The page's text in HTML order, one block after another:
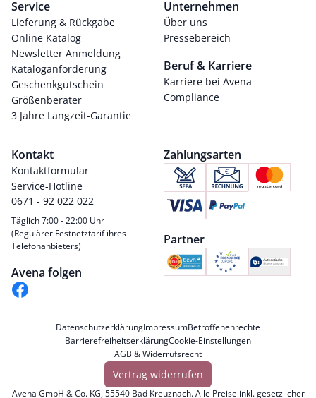
Service
Lieferung & Rückgabe
Online Katalog
Newsletter Anmeldung
Kataloganforderung
Geschenkgutschein
Größenberater
3 Jahre Langzeit-Garantie
Unternehmen
Über uns
Pressebereich
Beruf & Karriere
Karriere bei Avena
Compliance
Kontakt
Kontaktformular
Service-Hotline
0671 - 92 022 022
Täglich 7:00 - 22:00 Uhr
(Regulärer Festnetztarif ihres
Telefonanbieters)
Avena folgen
Zahlungsarten
Partner
DatenschutzerklärungImpressumBetroffenenrechte
BarrierefreiheitserklärungCookie-Einstellungen
AGB & Widerrufsrecht
Vertrag widerrufen
Avena GmbH & Co. KG, 55540 Bad Kreuznach. Alle Preise inkl. gesetzlicher